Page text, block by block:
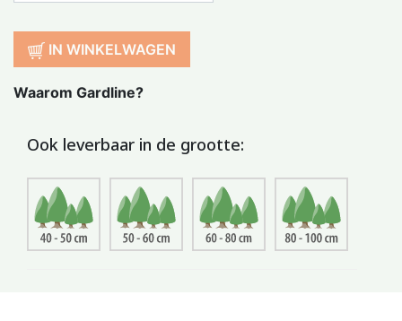
IN WINKELWAGEN
Waarom Gardline?
Ook leverbaar in de grootte: